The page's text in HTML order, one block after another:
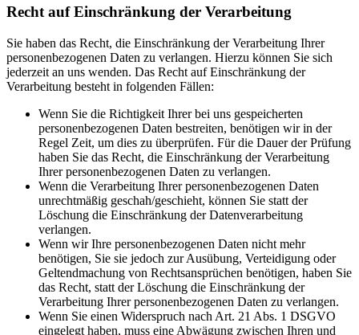
Recht auf Einschränkung der Verarbeitung
Sie haben das Recht, die Einschränkung der Verarbeitung Ihrer
personenbezogenen Daten zu verlangen. Hierzu können Sie sich
jederzeit an uns wenden. Das Recht auf Einschränkung der
Verarbeitung besteht in folgenden Fällen:
Wenn Sie die Richtigkeit Ihrer bei uns gespeicherten
personenbezogenen Daten bestreiten, benötigen wir in der
Regel Zeit, um dies zu überprüfen. Für die Dauer der Prüfung
haben Sie das Recht, die Einschränkung der Verarbeitung
Ihrer personenbezogenen Daten zu verlangen.
Wenn die Verarbeitung Ihrer personenbezogenen Daten
unrechtmäßig geschah/geschieht, können Sie statt der
Löschung die Einschränkung der Datenverarbeitung
verlangen.
Wenn wir Ihre personenbezogenen Daten nicht mehr
benötigen, Sie sie jedoch zur Ausübung, Verteidigung oder
Geltendmachung von Rechtsansprüchen benötigen, haben Sie
das Recht, statt der Löschung die Einschränkung der
Verarbeitung Ihrer personenbezogenen Daten zu verlangen.
Wenn Sie einen Widerspruch nach Art. 21 Abs. 1 DSGVO
eingelegt haben, muss eine Abwägung zwischen Ihren und